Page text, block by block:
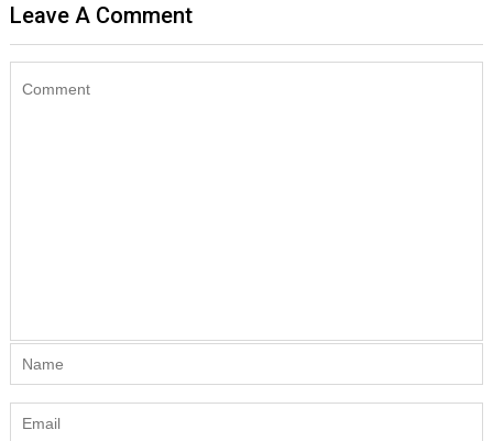
Leave A Comment